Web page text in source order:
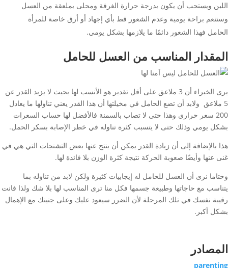
اللبن ويستحب أن يكون بدرجة حرارة الغرفة ومحلى بملعقة من العسل
وستنعم براحة يومية وعدم الشعور قط بأي إجهاد أو أرق خاصة للمرأة
الحامل فهذا الشعور دائمًا ما يلازمها بشكل يومي.
المقدار المناسب من العسل للحامل
يرى الخبراء أن 3 ملاعق على أقل تقدير هو الأنسب لها بحيث لا يزيد القدر عن
5 ملاعق ولابد أن تضع الحامل في مخيلتها أن هذا القدر يعني تناولها ما يعادل
200 سعر حراري وهذا حتى لا تصاب بالسمنة فالأفضل لها حساب السعرات
بشكل يومي وذلك حتى لا يتسبب كثرة تناوله في خطر الإصابة بسكر الحمل.
هذا بالإضافة إلى أن زيادة القدر يمكن أن ينتج عنها بعض التشنجات التي هي في
غنى عنها وأيضًا صعوبة الحركة نتيجة كثرة الوزن بلا فائدة لها.
وختاما نرى أن العسل للحامل له إيجابيات كثيرة ولكن لابد من تناوله بما
يتناسب مع حاجاتها وطبيعة جسمها فكل منا ترى المناسب لها بلا شك ولذا فانت
رقيبة نفسك في تلك المرحلة لأن الضرر سيعود عليك وعلى جنينك مع الإهمال
بشكل أكبر.
المصادر
parenting